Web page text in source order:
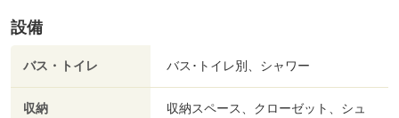
設備
バス・トイレ バス･トイレ別、シャワー
収納
収納スペース、クローゼット、シュ